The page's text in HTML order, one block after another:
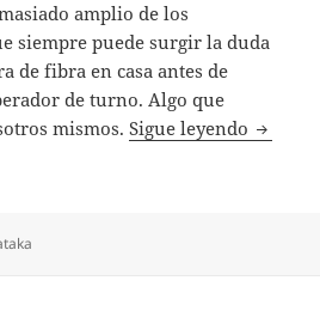
amplio de los
siempre puede surgir la duda
de fibra en casa antes de
de turno. Algo que
mismos.Sigue leyendo Cómo